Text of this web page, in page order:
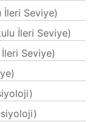
İleri Seviye)
İleri Seviye)
Seviye)